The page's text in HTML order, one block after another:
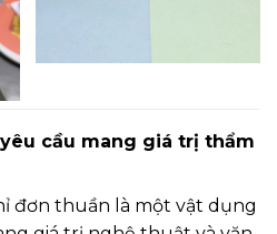
cầu mang giá trị thẩm
đơn thuần là một vật dụng